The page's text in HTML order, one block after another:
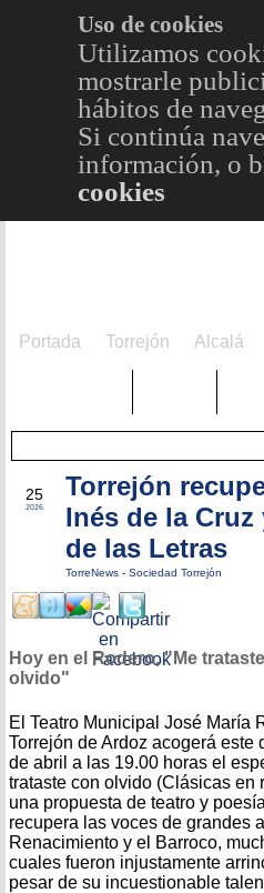
Uso de cookies
Utilizamos
mostrarle
hábitos de
Si continúa
información, o
cookies
Portada Torrejón Alcalá
25
2026
Torrejón
Inés de la Cruz
de las Letras
TorreNews - Sociedad Torrejón
Hoy en el Rodero, "Me
olvido"
El Teatro Municipal José María
Torrejón de Ardoz acogerá este
de abril a las 19.00 horas el
trataste con olvido (Clásicas en
una propuesta de teatro y
recupera las voces de grandes
Renacimiento y el Barroco,
cuales fueron injustamente
pesar de su incuestionable